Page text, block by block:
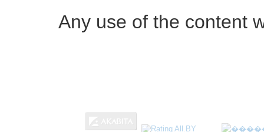
Any use of the content